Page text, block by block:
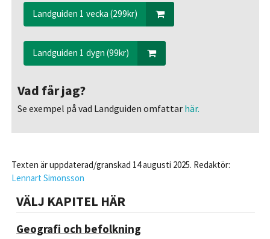
Landguiden 1 vecka (299kr)
Landguiden 1 dygn (99kr)
Vad får jag?
Se exempel på vad Landguiden omfattarhär.
Texten är uppdaterad/granskad 14 augusti 2025. Redaktör:
Lennart Simonsson
VÄLJ KAPITEL HÄR
Geografi och befolkning